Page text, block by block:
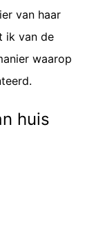
van haar
ik van de
waarop
huis